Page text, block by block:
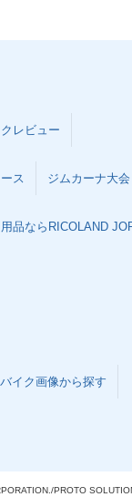
レビュー
ス ジムカーナ大会
品ならRICOLAND
バイク画像から探す
PROTO